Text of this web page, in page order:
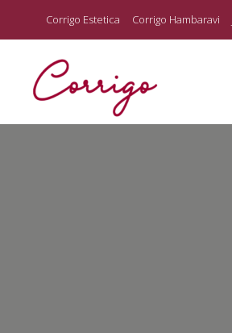
Corrigo Estetica Corrigo Hambaravi